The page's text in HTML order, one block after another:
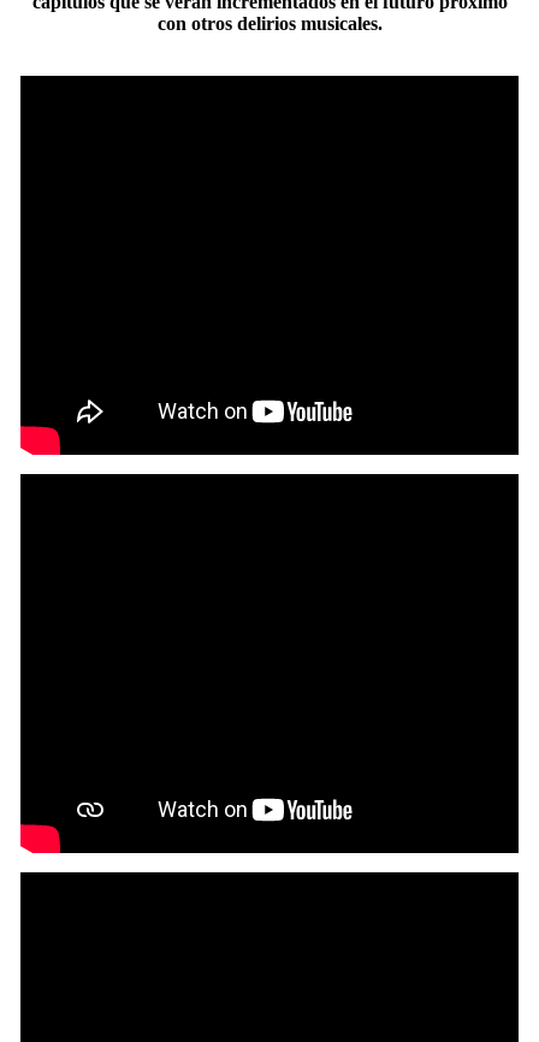
con otros delirios musicales.